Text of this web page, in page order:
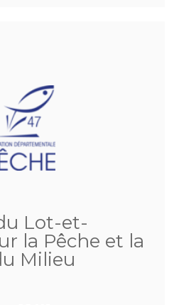
Lot-et-
la Pêche et la
Milieu